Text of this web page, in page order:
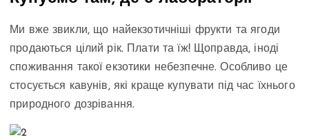
Ми вже звикли, що найекзотичніші фрукти та ягоди
продаються цілий рік. Плати та їж! Щоправда, іноді
споживання такої екзотики небезпечне. Особливо це
стосується кавунів, які краще купувати під час їхнього
природного дозрівання.